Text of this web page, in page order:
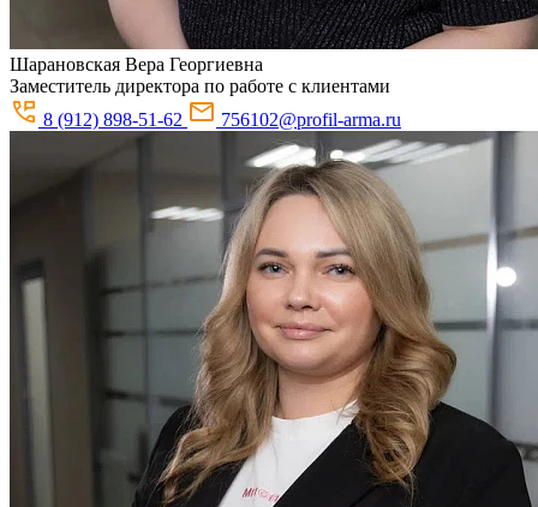
Шарановская Вера Георгиевна
Заместитель директора по работе с клиентами
8 (912) 898-51-62
756102@profil-arma.ru